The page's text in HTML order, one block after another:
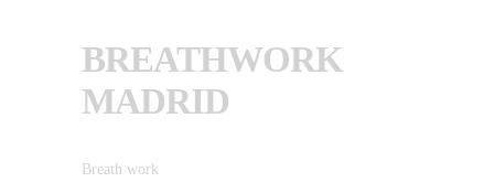
BREATHWORK
MADRID
Breath work